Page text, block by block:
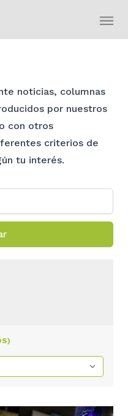
noticias, columnas
por nuestros
con otros
criterios de
tu interés.